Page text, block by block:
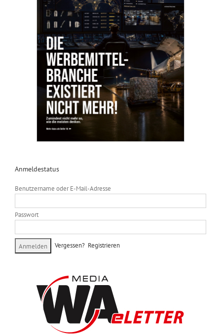
Anmeldestatus
Benutzername oder E-Mail-Adresse
Passwort
Vergessen? Registrieren